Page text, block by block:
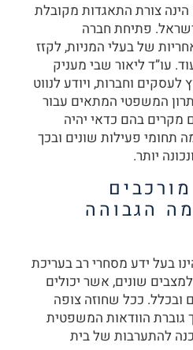
צורת התאגדות מקובלת
פתיחת חברה
של בעלי המניות, לקזז
עו”ד ליאור שבי מעניק
לעסקים וחברות, ויודע לנווט
המשפטי המתאים עבור
בהם כדאי יהיה
תחומי פעילות שונים ובכך
יותר.
הגבוהה
בעל ידע מסחרי רב בעריכת
שונים, אשר יכולים
ובכלל. ככל שחוזה צופה
גוברת הוודאות המשפטית
להתערבות של בית